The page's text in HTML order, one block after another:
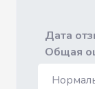
Дата
Общая